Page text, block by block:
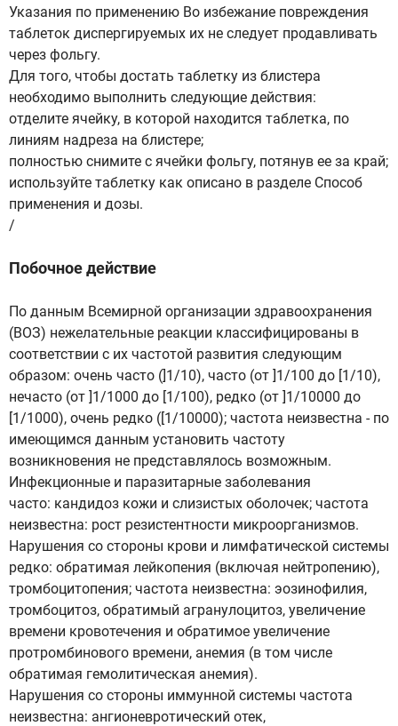
Указания по применению Во избежание повреждения
таблеток диспергируемых их не следует продавливать
через фольгу.
Для того, чтобы достать таблетку из блистера
необходимо выполнить следующие действия:
отделите ячейку, в которой находится таблетка, по
линиям надреза на блистере;
полностью снимите с ячейки фольгу, потянув ее за край;
используйте таблетку как описано в разделе Способ
применения и дозы.
/
Побочное действие
По данным Всемирной организации здравоохранения
(ВОЗ) нежелательные реакции классифицированы в
соответствии с их частотой развития следующим
образом: очень часто (]1/10), часто (от ]1/100 до [1/10),
нечасто (от ]1/1000 до [1/100), редко (от ]1/10000 до
[1/1000), очень редко ([1/10000); частота неизвестна - по
имеющимся данным установить частоту
возникновения не представлялось возможным.
Инфекционные и паразитарные заболевания
часто: кандидоз кожи и слизистых оболочек; частота
неизвестна: рост резистентности микроорганизмов.
Нарушения со стороны крови и лимфатической системы
редко: обратимая лейкопения (включая нейтропению),
тромбоцитопения; частота неизвестна: эозинофилия,
тромбоцитоз, обратимый агранулоцитоз, увеличение
времени кровотечения и обратимое увеличение
протромбинового времени, анемия (в том числе
обратимая гемолитическая анемия).
Нарушения со стороны иммунной системы частота
неизвестна: ангионевротический отек,